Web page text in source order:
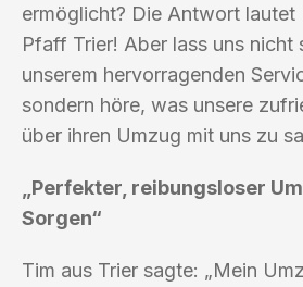
ermöglicht? Die Antwort lautet
Pfaff Trier! Aber lass uns nicht
unserem hervorragenden
sondern höre, was unsere
über ihren Umzug mit uns zu
„Perfekter, reibungsloser
Sorgen“
Tim aus Trier sagte: „Mein